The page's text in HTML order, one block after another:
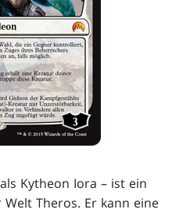
Kytheon Iora – ist ein
Theros. Er kann eine